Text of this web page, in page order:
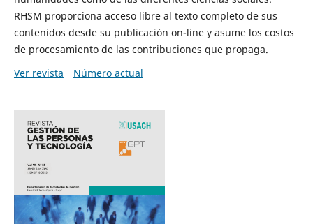
RHSM proporciona acceso libre al texto completo de sus
contenidos desde su publicación on-line y asume los costos
de procesamiento de las contribuciones que propaga.
Ver revista
Número actual